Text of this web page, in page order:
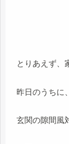
とりあえず、
昨日のうちに
玄関の隙間風